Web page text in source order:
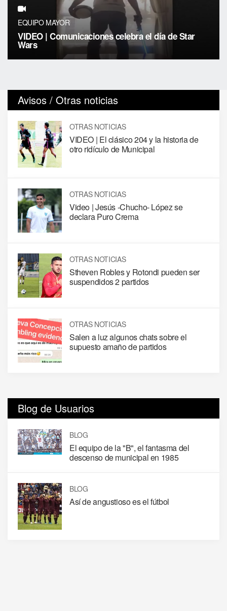
EQUIPO MAYOR
VIDEO | Comunicaciones celebra el día de Star
Wars
Avisos / Otras noticias
OTRAS NOTICIAS
VIDEO | El clásico 204 y la historia de
otro ridículo de Municipal
OTRAS NOTICIAS
Video | Jesús -Chucho- López se
declara Puro Crema
OTRAS NOTICIAS
Stheven Robles y Rotondi pueden ser
suspendidos 2 partidos
OTRAS NOTICIAS
Salen a luz algunos chats sobre el
supuesto amaño de partidos
Blog de Usuarios
BLOG
El equipo de la "B", el fantasma del
descenso de municipal en 1985
BLOG
Así de angustioso es el fútbol